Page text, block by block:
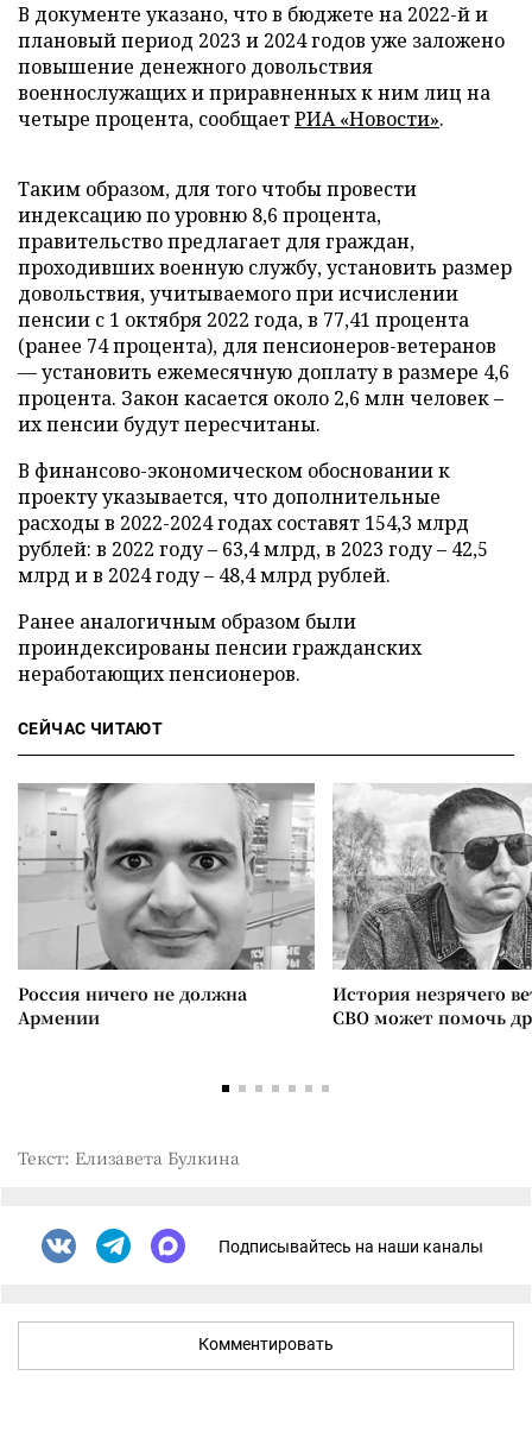
В документе указано, что в бюджете на 2022-й и
плановый период 2023 и 2024 годов уже заложено
повышение денежного довольствия
военнослужащих и приравненных к ним лиц на
четыре процента, сообщаетРИА «Новости».
Таким образом, для того чтобы провести
индексацию по уровню 8,6 процента,
правительство предлагает для граждан,
проходивших военную службу, установить размер
довольствия, учитываемого при исчислении
пенсии с 1 октября 2022 года, в 77,41 процента
(ранее 74 процента), для пенсионеров-ветеранов
— установить ежемесячную доплату в размере 4,6
процента. Закон касается около 2,6 млн человек –
их пенсии будут пересчитаны.
В финансово-экономическом обосновании к
проекту указывается, что дополнительные
расходы в 2022-2024 годах составят 154,3 млрд
рублей: в 2022 году – 63,4 млрд, в 2023 году – 42,5
млрд и в 2024 году – 48,4 млрд рублей.
Ранее аналогичным образом были
проиндексированы пенсии гражданских
неработающих пенсионеров.
СЕЙЧАС ЧИТАЮТ
Россия ничего не должна
Армении
История незрячего
СВО может помочь
Текст: Елизавета Булкина
Подписывайтесь на наши каналы
Комментировать